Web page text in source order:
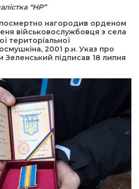
“НР”
нагородив орденом
військовослужбовця з села
територіальної
2001 р.н. Указ про
Зеленський підписав 18 липня